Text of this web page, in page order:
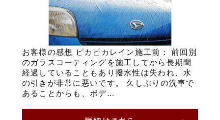
お客様の感想 ピカピカレイン施工前： 前回別
のガラスコーティングを施工してから長期間
経過していることもあり撥水性は失われ、水
の引きが非常に悪いです。 久しぶりの洗車で
あることからも、ボデ...